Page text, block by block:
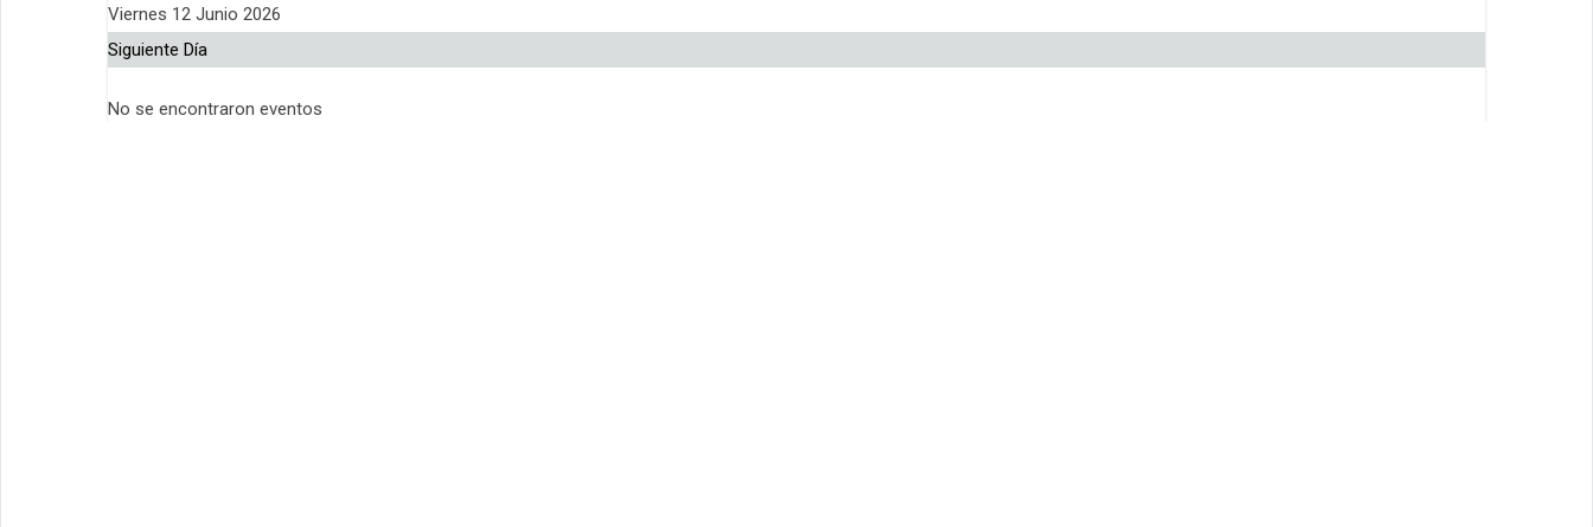
Viernes 12 Junio 2026
Siguiente Día
No se encontraron eventos